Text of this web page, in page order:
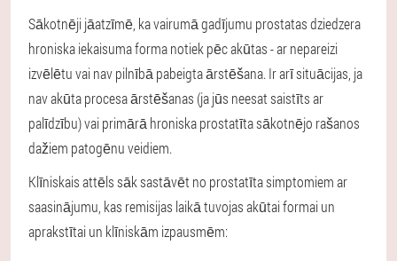
Sākotnēji jāatzīmē, ka vairumā gadījumu prostatas dziedzera
hroniska iekaisuma forma notiek pēc akūtas - ar nepareizi
izvēlētu vai nav pilnībā pabeigta ārstēšana. Ir arī situācijas, ja
nav akūta procesa ārstēšanas (ja jūs neesat saistīts ar
palīdzību) vai primārā hroniska prostatīta sākotnējo rašanos
dažiem patogēnu veidiem.
Klīniskais attēls sāk sastāvēt no prostatīta simptomiem ar
saasinājumu, kas remisijas laikā tuvojas akūtai formai un
aprakstītai un klīniskām izpausmēm: